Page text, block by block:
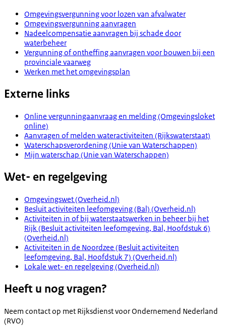
Omgevingsvergunning voor lozen van afvalwater
Omgevingsvergunning aanvragen
Nadeelcompensatie aanvragen bij schade door
waterbeheer
Vergunning of ontheffing aanvragen voor bouwen bij een
provinciale vaarweg
Werken met het omgevingsplan
Externe links
Online vergunningaanvraag en melding (Omgevingsloket
online)
Aanvragen of melden wateractiviteiten (Rijkswaterstaat)
Waterschapsverordening (Unie van Waterschappen)
Mijn waterschap (Unie van Waterschappen)
Wet- en regelgeving
Omgevingswet (Overheid.nl)
Besluit activiteiten leefomgeving (Bal) (Overheid.nl)
Activiteiten in of bij waterstaatswerken in beheer bij het
Rijk (Besluit activiteiten leefomgeving, Bal, Hoofdstuk 6)
(Overheid.nl)
Activiteiten in de Noordzee (Besluit activiteiten
leefomgeving, Bal, Hoofdstuk 7) (Overheid.nl)
Lokale wet- en regelgeving (Overheid.nl)
Heeft u nog vragen?
Neem contact op met Rijksdienst voor Ondernemend Nederland
(RVO)